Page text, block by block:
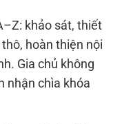
khảo sát, thiết
hoàn thiện nội
Gia chủ không
nhận chìa khóa